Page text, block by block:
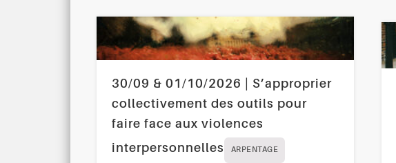
30/09 & 01/10/2026 | S’approprier
collectivement des outils pour
faire face aux violences
interpersonnelles
ARPENTAGE